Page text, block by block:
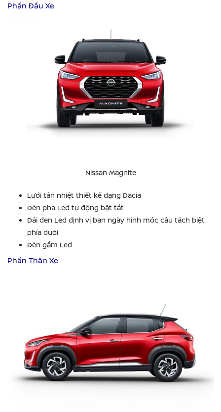
Phần Đầu Xe
Nissan Magnite
Lưới tản nhiệt thiết kế dạng Dacia
Đèn pha Led tự động bật tắt
Dải đen Led định vị ban ngày hình móc câu tách biệt
phía dưới
Đèn gầm Led
Phần Thân Xe